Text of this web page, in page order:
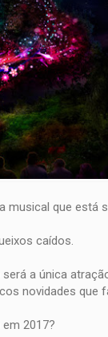
musical que está
caídos.
a única
novidades que
2017?